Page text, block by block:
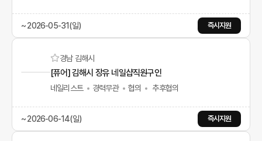
즉시지원
~ 2026-05-31(일)
경남 김해시
[퓨어] 김해시 장유 네일샵직원구인
네일리스트 경력무관 협의 추후협의
즉시지원
~ 2026-06-14(일)